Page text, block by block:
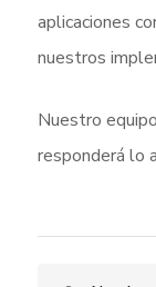
aplicaciones
nuestros
Nuestro
responderá lo